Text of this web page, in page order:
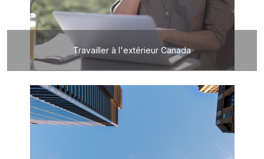
Travailler à l'extérieur Canada